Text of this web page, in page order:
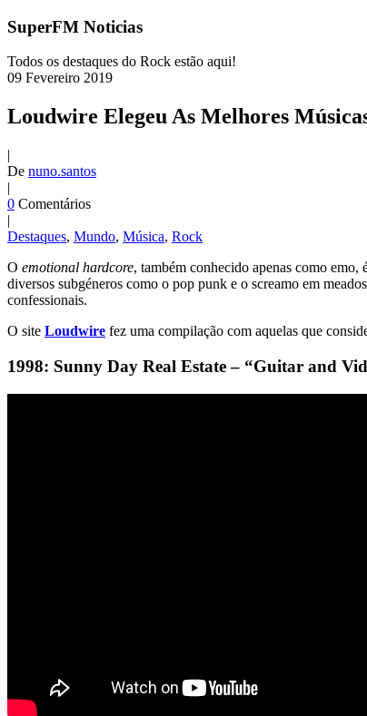
SuperFM Noticias
Todos os destaques do Rock estão aqui!
09 Fevereiro 2019
Loudwire Elegeu As Melhores
|
De nuno.santos
|
0 Comentários
|
Destaques, Mundo, Música, Rock
O emotional hardcore, também conhecido apenas como
diversos subgéneros como o pop punk e o screamo em
confessionais.
O site Loudwire fez uma compilação com aquelas que
1998: Sunny Day Real Estate – “Guitar and